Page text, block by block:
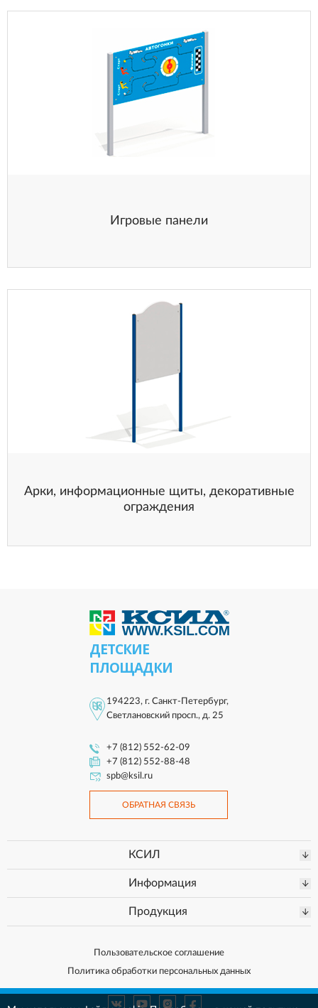
Игровые панели
Арки, информационные щиты, декоративные
ограждения
ДЕТСКИЕ
ПЛОЩАДКИ
194223, г. Санкт-Петербург,
Светлановский просп., д. 25
+7 (812) 552-62-09
+7 (812) 552-88-48
spb@ksil.ru
ОБРАТНАЯ СВЯЗЬ
КСИЛ
Информация
Продукция
Пользовательское соглашение
Политика обработки персональных данных